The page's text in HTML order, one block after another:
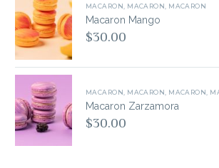
MACARON MACARON MACARON
Macaron Mango
$30.00
MACARON MACARON MACARON
Macaron Zarzamora
$30.00